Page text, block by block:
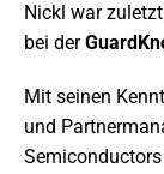
Nickl war
bei der
Mit seinen
und